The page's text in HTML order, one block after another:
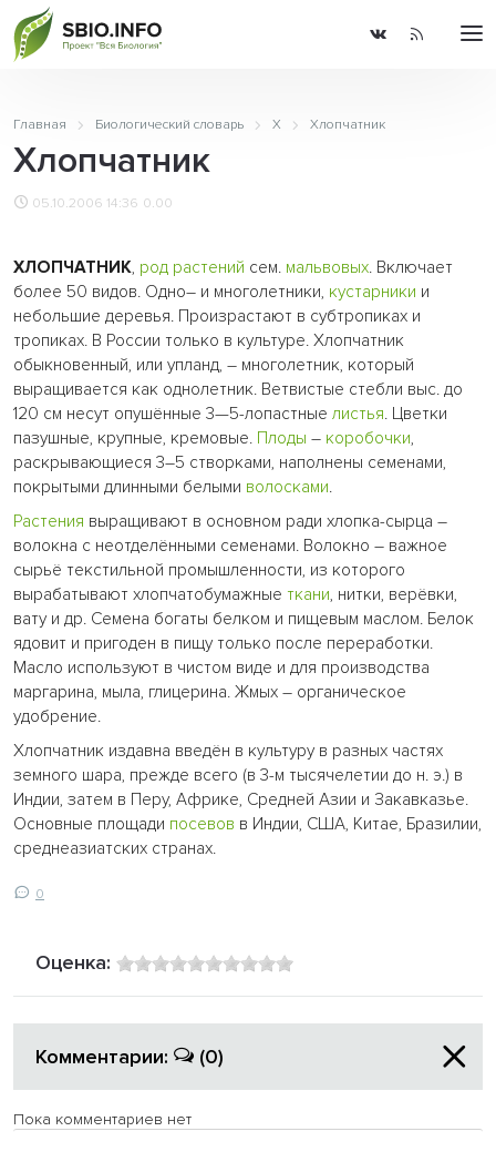
Главная Биологический словарь Х Хлопчатник
Хлопчатник
05.10.2006 14:36 0.00
ХЛОПЧАТНИК, род растений сем. мальвовых. Включает
более 50 видов. Одно– и многолетники, кустарники и
небольшие деревья. Произрастают в субтропиках и
тропиках. В России только в культуре. Хлопчатник
обыкновенный, или упланд, – многолетник, который
выращивается как однолетник. Ветвистые стебли выс. до
120 см несут опушённые 3—5-лопастные листья. Цветки
пазушные, крупные, кремовые. Плоды – коробочки,
раскрывающиеся 3–5 створками, наполнены семенами,
покрытыми длинными белыми волосками.
Растения выращивают в основном ради хлопка-сырца –
волокна с неотделёнными семенами. Волокно – важное
сырьё текстильной промышленности, из которого
вырабатывают хлопчатобумажные ткани, нитки, верёвки,
вату и др. Семена богаты белком и пищевым маслом. Белок
ядовит и пригоден в пищу только после переработки.
Масло используют в чистом виде и для производства
маргарина, мыла, глицерина. Жмых – органическое
удобрение.
Хлопчатник издавна введён в культуру в разных частях
земного шара, прежде всего (в 3-м тысячелетии до н. э.) в
Индии, затем в Перу, Африке, Средней Азии и Закавказье.
Основные площади посевов в Индии, США, Китае, Бразилии,
среднеазиатских странах.
0
Оценка:
Комментарии: (0)
Пока комментариев нет